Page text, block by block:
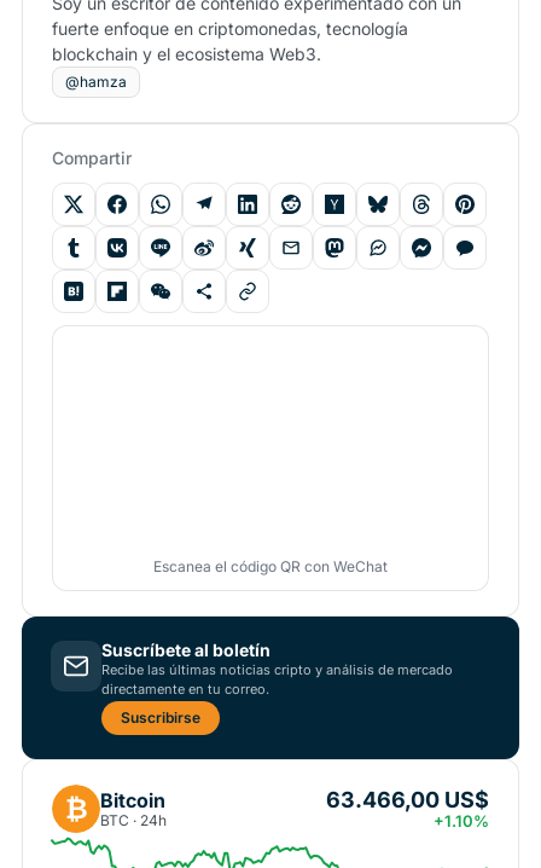
fuerte enfoque en criptomonedas, tecnología
blockchain y el ecosistema Web3.
@hamza
Compartir
Escanea el código QR con WeChat
Suscríbete al boletín
Recibe las últimas noticias cripto y análisis de mercado
directamente en tu correo.
Suscribirse
₿ Bitcoin
BTC · 24h
63.466,00 US$
+1.10%